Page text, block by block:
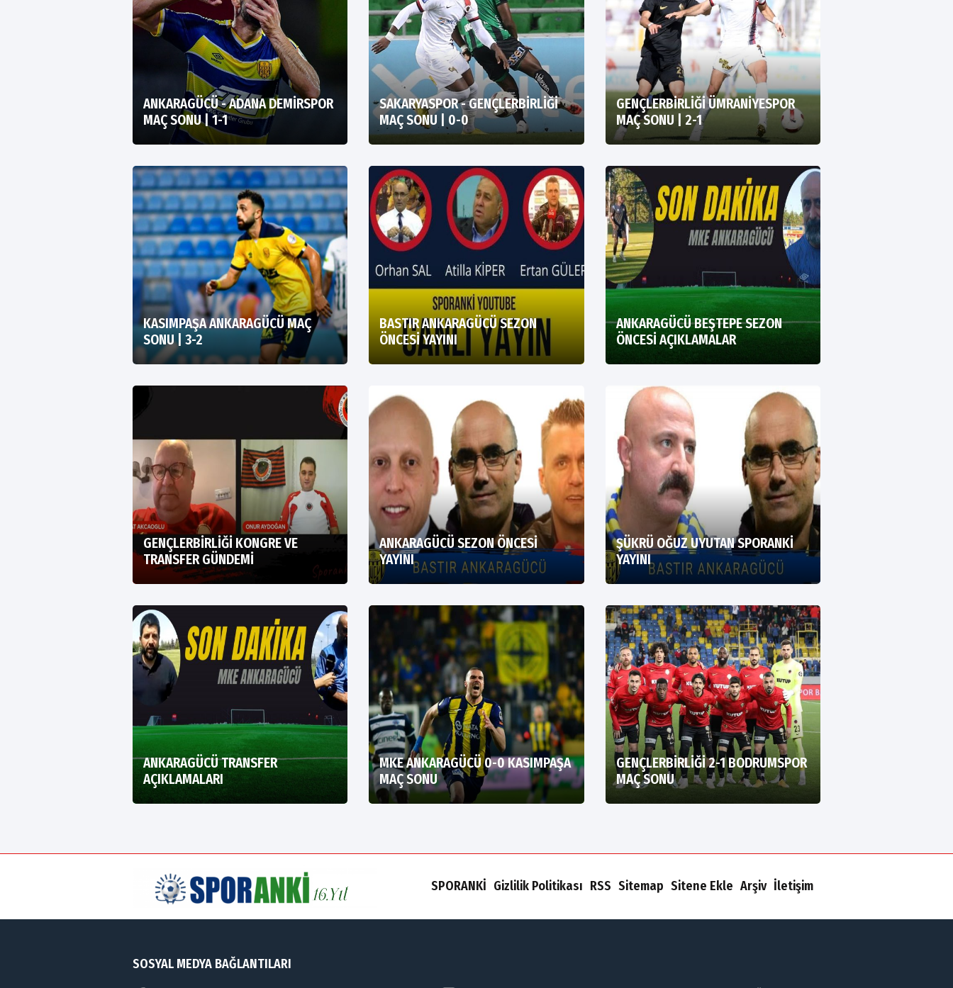
ANKARAGÜCÜ - ADANA DEMİRSPOR
MAÇ SONU | 1-1
SAKARYASPOR - GENÇLERBİRLİĞİ
MAÇ SONU | 0-0
GENÇLERBİRLİĞİ ÜMRANİYESPOR
MAÇ SONU | 2-1
KASIMPAŞA ANKARAGÜCÜ MAÇ
SONU | 3-2
BASTIR ANKARAGÜCÜ SEZON
ÖNCESİ YAYINI
ANKARAGÜCÜ BEŞTEPE SEZON
ÖNCESİ AÇIKLAMALAR
GENÇLERBİRLİĞİ KONGRE VE
TRANSFER GÜNDEMİ
ANKARAGÜCÜ SEZON ÖNCESİ
YAYINI
ŞÜKRÜ OĞUZ UYUTAN SPORANKİ
YAYINI
ANKARAGÜCÜ TRANSFER
AÇIKLAMALARI
MKE ANKARAGÜCÜ 0-0 KASIMPAŞA
MAÇ SONU
GENÇLERBİRLİĞİ 2-1 BODRUMSPOR
MAÇ SONU
SPORANKİ Gizlilik Politikası RSS Sitemap Sitene Ekle Arşiv İletişim
SOSYAL MEDYA BAĞLANTILARI